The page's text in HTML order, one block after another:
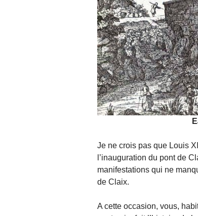
Je ne crois pas que Louis
l’inauguration du pont de
manifestations qui ne
de Claix.
A cette occasion, vous,